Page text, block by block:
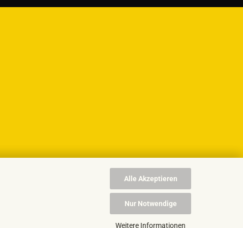
Alle Akzeptieren
Nur Notwendige
Weitere Informationen